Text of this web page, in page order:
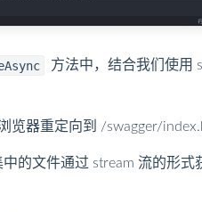
方法中，结合我们使用
览器重定向到 /swagger/
的文件通过 stream 流的形